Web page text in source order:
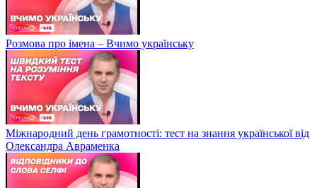
Розмова про імена – Вчимо українську
Міжнародний день грамотності: тест на знання української від
Олександра Авраменка